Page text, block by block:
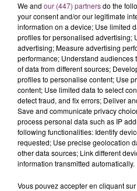
We and our (447) partnersdo the
your consent and/or our legitimate
information on a device; Use limited
profiles for personalised advertising;
advertising; Measure advertising
performance; Understand audiences
of data from different sources;
profiles to personalise content; Use
content; Use limited data to select
detect fraud, and fix errors; Deliver
Save and communicate privacy
process personal data such as IP
following functionalities: Identify
requested; Use precise geolocation
other data sources; Link different
information transmitted automatically.
Vous pouvez accepter en cliquant